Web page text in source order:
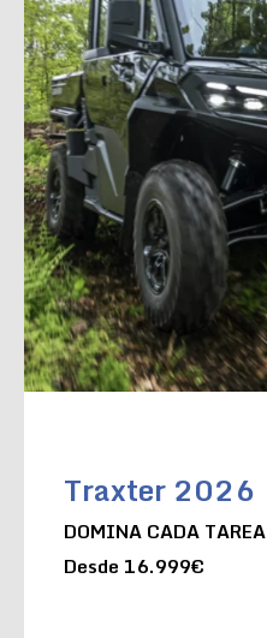
Traxter 2026
DOMINA CADA TAREA
Desde 16.999€